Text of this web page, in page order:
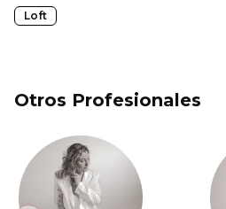
Loft
Otros Profesionales